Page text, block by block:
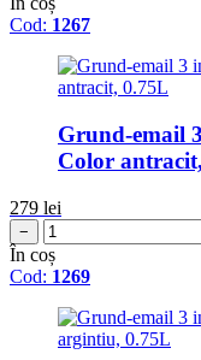
Cod: 1267
Grund-email
Color
279 lei
−
În coș
Cod: 1269